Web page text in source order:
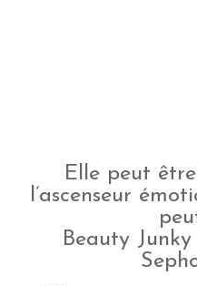
Elle peut
l’ascenseur
Beauty